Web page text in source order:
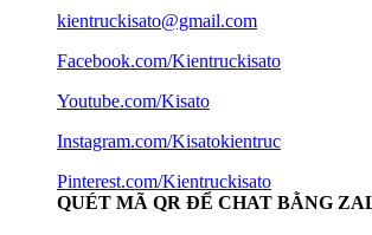
kientruckisato@gmail.com
Facebook.com/Kientruckisato
Youtube.com/Kisato
Instagram.com/Kisatokientruc
Pinterest.com/Kientruckisato
QUÉT MÃ QR ĐỂ CHAT BẰNG